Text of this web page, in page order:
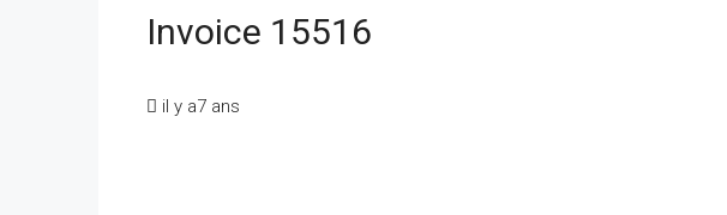
Invoice 15516
il y a7 ans